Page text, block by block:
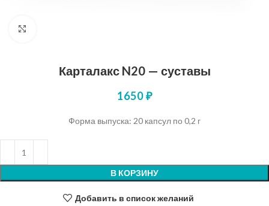
Карталакс N20 — суставы
1650₽
Форма выпуска: 20 капсул по 0,2 г
В КОРЗИНУ
Добавить в список желаний